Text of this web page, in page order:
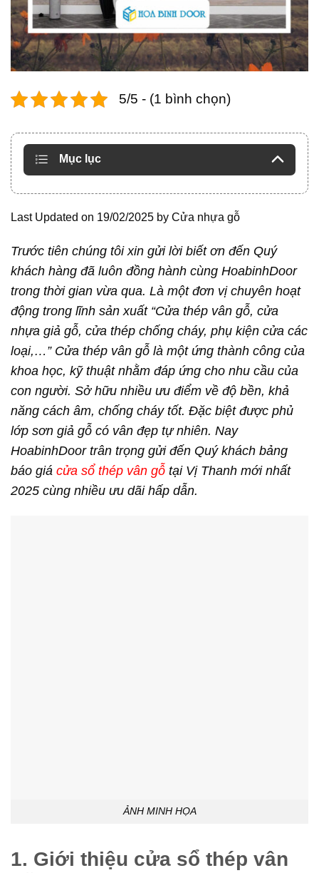
5/5 - (1 bình chọn)
Mục lục
Last Updated on 19/02/2025 by Cửa nhựa gỗ
Trước tiên chúng tôi xin gửi lời biết ơn đến Quý
khách hàng đã luôn đồng hành cùng HoabinhDoor
trong thời gian vừa qua. Là một đơn vị chuyên hoạt
động trong lĩnh sản xuất “Cửa thép vân gỗ, cửa
nhựa giả gỗ, cửa thép chống cháy, phụ kiện cửa các
loại,…” Cửa thép vân gỗ là một ứng thành công của
khoa học, kỹ thuật nhằm đáp ứng cho nhu cầu của
con người. Sở hữu nhiều ưu điểm về độ bền, khả
năng cách âm, chống cháy tốt. Đặc biệt được phủ
lớp sơn giả gỗ có vân đẹp tự nhiên. Nay
HoabinhDoor trân trọng gửi đến Quý khách bảng
báo giá cửa sổ thép vân gỗ tại Vị Thanh mới nhất
2025 cùng nhiều ưu dãi hấp dẫn.
ẢNH MINH HỌA
1. Giới thiệu cửa sổ thép vân